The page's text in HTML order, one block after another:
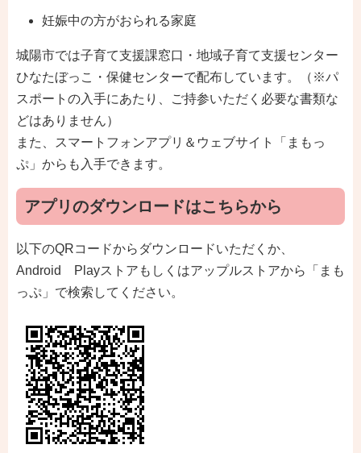
妊娠中の方がおられる家庭
城陽市では子育て支援課窓口・地域子育て支援センター
ひなたぼっこ・保健センターで配布しています。（※パ
スポートの入手にあたり、ご持参いただく必要な書類な
どはありません）
また、スマートフォンアプリ＆ウェブサイト「まもっ
ぷ」からも入手できます。
アプリのダウンロードはこちらから
以下のQRコードからダウンロードいただくか、
Android Playストアもしくはアップルストアから「まも
っぷ」で検索してください。